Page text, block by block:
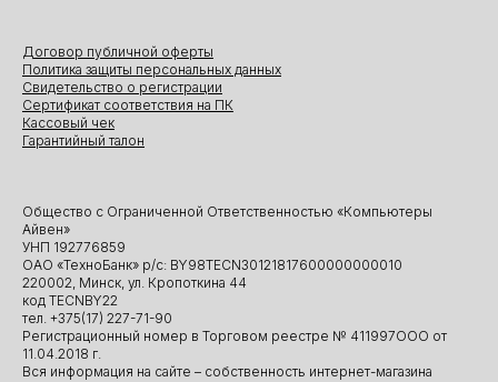
Общество с Ограниченной Ответственностью «Компьютеры
Айвен»
УНП 192776859
ОАО «ТехноБанк» р/с: BY98TECN30121817600000000010
220002, Минск, ул. Кропоткина 44
код TECNBY22
тел. +375(17) 227-71-90
Регистрационный номер в Торговом реестре № 411997ООО от
11.04.2018 г.
Вся информация на сайте – собственность интернет-магазина
Договор публичной оферты
Политика защиты персональных данных
Свидетельство о регистрации
Сертификат соответствия на ПК
Кассовый чек
Гарантийный талон